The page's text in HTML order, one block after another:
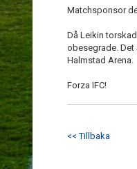
Matchsponsor
Då Leikin
obesegrade.
Halmstad Arena.
Forza IFC!
<< Tillbaka